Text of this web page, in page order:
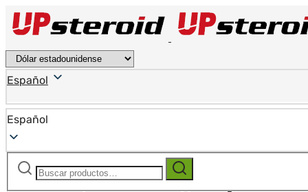
Español
Español
Buscar: Buscar